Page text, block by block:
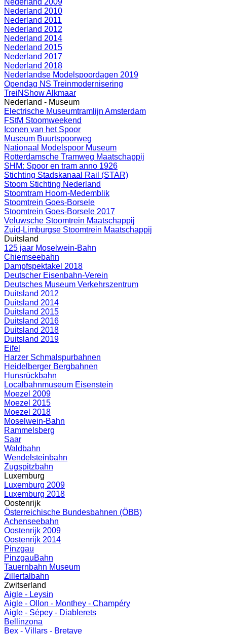
Nederland 2009
Nederland 2010
Nederland 2011
Nederland 2012
Nederland 2014
Nederland 2015
Nederland 2017
Nederland 2018
Nederlandse Modelspoordagen 2019
Opendag NS Treinmodernisering
TreiNShow Alkmaar
Nederland - Museum
Electrische Museumtramlijn Amsterdam
FStM Stoomweekend
Iconen van het Spoor
Museum Buurtspoorweg
Nationaal Modelspoor Museum
Rotterdamsche Tramweg Maatschappij
SHM: Spoor en tram anno 1926
Stichting Stadskanaal Rail (STAR)
Stoom Stichting Nederland
Stoomtram Hoorn-Medemblik
Stoomtrein Goes-Borsele
Stoomtrein Goes-Borsele 2017
Veluwsche Stoomtrein Maatschappij
Zuid-Limburgse Stoomtrein Maatschappij
Duitsland
125 jaar Moselwein-Bahn
Chiemseebahn
Dampfspektakel 2018
Deutscher Eisenbahn-Verein
Deutsches Museum Verkehrszentrum
Duitsland 2012
Duitsland 2014
Duitsland 2015
Duitsland 2016
Duitsland 2018
Duitsland 2019
Eifel
Harzer Schmalspurbahnen
Heidelberger Bergbahnen
Hunsrückbahn
Localbahnmuseum Eisenstein
Moezel 2009
Moezel 2015
Moezel 2018
Moselwein-Bahn
Rammelsberg
Saar
Waldbahn
Wendelsteinbahn
Zugspitzbahn
Luxemburg
Luxemburg 2009
Luxemburg 2018
Oostenrijk
Österreichische Bundesbahnen (ÖBB)
Achenseebahn
Oostenrijk 2009
Oostenrijk 2014
Pinzgau
PinzgauBahn
Tauernbahn Museum
Zillertalbahn
Zwitserland
Aigle - Leysin
Aigle - Ollon - Monthey - Champéry
Aigle - Sépey - Diablerets
Bellinzona
Bex - Villars - Bretaye